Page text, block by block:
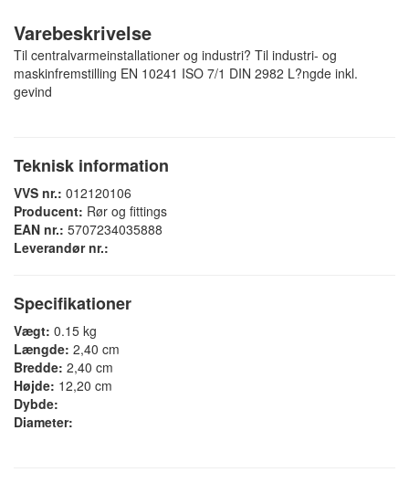
Varebeskrivelse
Til centralvarmeinstallationer og industri? Til industri- og
maskinfremstilling EN 10241 ISO 7/1 DIN 2982 L?ngde inkl.
gevind
Teknisk information
VVS nr.: 012120106
Producent: Rør og fittings
EAN nr.: 5707234035888
Leverandør nr.:
Specifikationer
Vægt: 0.15 kg
Længde: 2,40 cm
Bredde: 2,40 cm
Højde: 12,20 cm
Dybde:
Diameter: